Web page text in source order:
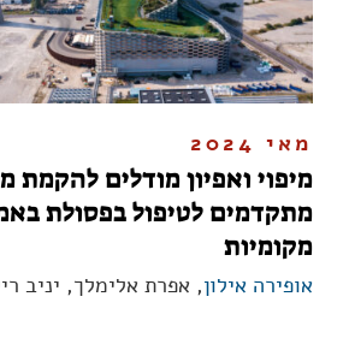
מאי 2024
מיפוי ואפיון מודלים להקמת
מתקדמים לטיפול בפסולת
מקומיות
אופירה אילון, אפרת אלימלך, יניב